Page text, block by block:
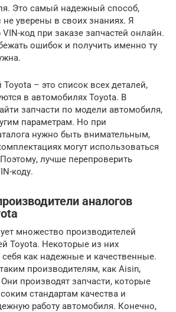
Это самый надежный способ,
уверены в своих знаниях. Я
код при заказе запчастей онлайн.
ошибок и получить именно ту
Toyota – это список всех деталей,
в автомобилях Toyota. В
запчасти по модели автомобиля,
параметрам. Но при
нужно быть внимательным,
могут использоваться
лучше перепроверить
коду.
аналогов
множество производителей
Toyota. Некоторые из них
как надежные и качественные.
производителям, как Aisin,
Они производят запчасти, которые
стандартам качества и
работу автомобиля. Конечно,